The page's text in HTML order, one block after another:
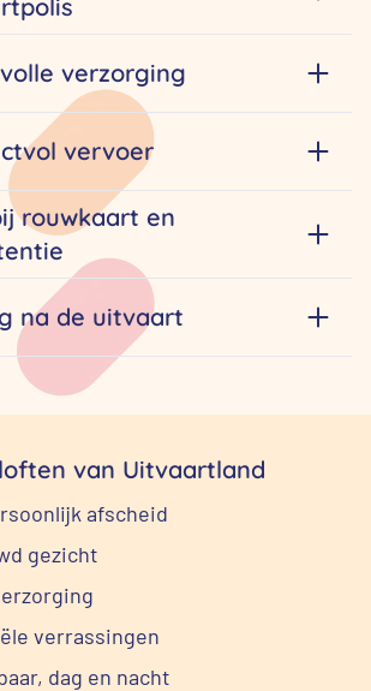
verzorging
vervoer
rouwkaart en
na de uitvaart
van Uitvaartland
afscheid
gezicht
verrassingen
dag en nacht